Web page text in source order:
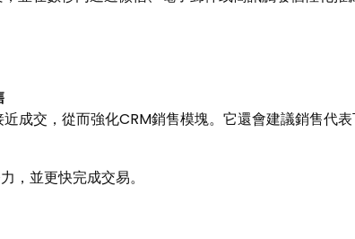
成交，從而強化CRM銷售模塊。它還會建議銷售代
，並更快完成交易。